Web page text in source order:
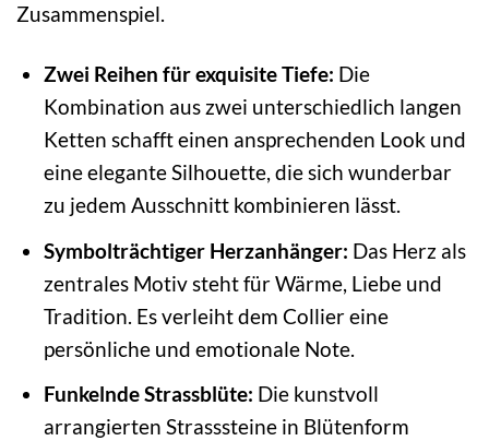
Zusammenspiel.
Zwei Reihen für exquisite Tiefe: Die
Kombination aus zwei unterschiedlich langen
Ketten schafft einen ansprechenden Look und
eine elegante Silhouette, die sich wunderbar
zu jedem Ausschnitt kombinieren lässt.
Symbolträchtiger Herzanhänger: Das Herz als
zentrales Motiv steht für Wärme, Liebe und
Tradition. Es verleiht dem Collier eine
persönliche und emotionale Note.
Funkelnde Strassblüte: Die kunstvoll
arrangierten Strasssteine in Blütenform